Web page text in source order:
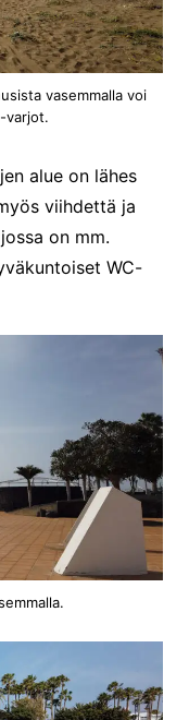
vasemmalla voi
varjot.
alue on lähes
viihdettä ja
on mm.
WC-